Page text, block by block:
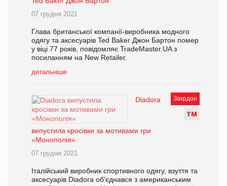
07 грудня 2021
Глава британської компанії-виробника модного
одягу та аксесуарів Ted Baker Джон Бартон помер
у віці 77 років, повідомляє TradeMaster.UA з
посиланням на New Retailer.
детальніше
Закрдон
ТМ
Diadora
випустила кросівки за мотивами гри
«Монополія»
07 грудня 2021
Італійський виробник спортивного одягу, взуття та
аксесуарів Diadora об'єднався з американським